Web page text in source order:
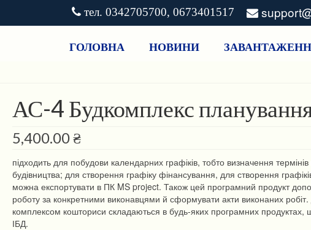
тел. 0342705700, 0673401517
ГОЛОВНА НОВИНИ
АС-4 Будкомплекс
5,400.00₴
підходить для побудови календарних графіків, тобто визначення
будівництва; для створення графіку фінансування, для створення
можна експортувати в ПК MS project. Також цей програмний продукт
роботу за конкретними виконавцями й сформувати акти виконаних
комплексом кошториси складаються в будь-яких програмних
ІБД.